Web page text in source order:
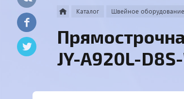
Каталог Швейное оборудование
JY-A920L-